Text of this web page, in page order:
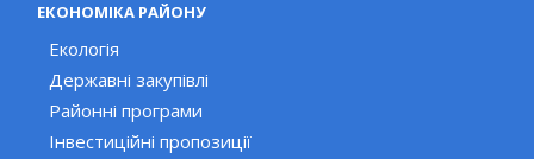
ЕКОНОМІКА РАЙОНУ
Екологія
Державні закупівлі
Районні програми
Інвестиційні пропозиції